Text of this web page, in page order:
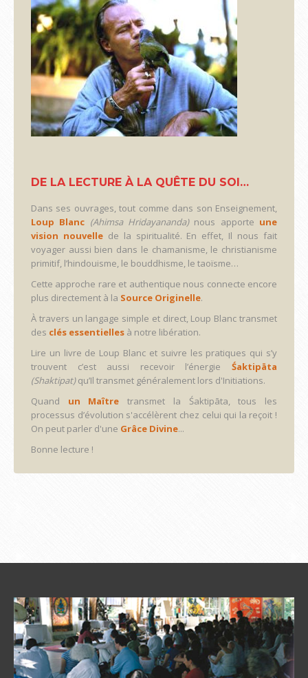
DE LA LECTURE À LA QUÊTE DU SOI…
Dans ses ouvrages, tout comme dans son Enseignement,
Loup Blanc (Ahimsa Hridayananda)nous apporte une
vision nouvellede la spiritualité. En effet, Il nous fait
voyager aussi bien dans le chamanisme, le christianisme
primitif, l’hindouisme, le bouddhisme, le taoïsme…
Cette approche rare et authentique nous connecte encore
plus directement à la Source Originelle.
À travers un langage simple et direct, Loup Blanc transmet
des clés essentielles à notre libération.
Lire un livre de Loup Blanc et suivre les pratiques qui s’y
trouvent c’est aussi recevoir l’énergie Śaktipāta
(Shaktipat)qu’Il transmet généralement lors d'Initiations.
Quand un Maître transmet la Śaktipāta, tous les
processus d’évolution s'accélèrent chez celui qui la reçoit !
On peut parler d'une Grâce Divine...
Bonne lecture !